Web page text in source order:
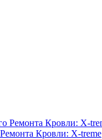
Кровли: X-treme